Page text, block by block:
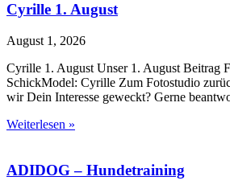
Cyrille 1. August
August 1, 2026
Cyrille 1. August Unser 1. August Beitrag
SchickModel: Cyrille Zum Fotostudio
wir Dein Interesse geweckt? Gerne
Weiterlesen »
ADIDOG – Hundetraining